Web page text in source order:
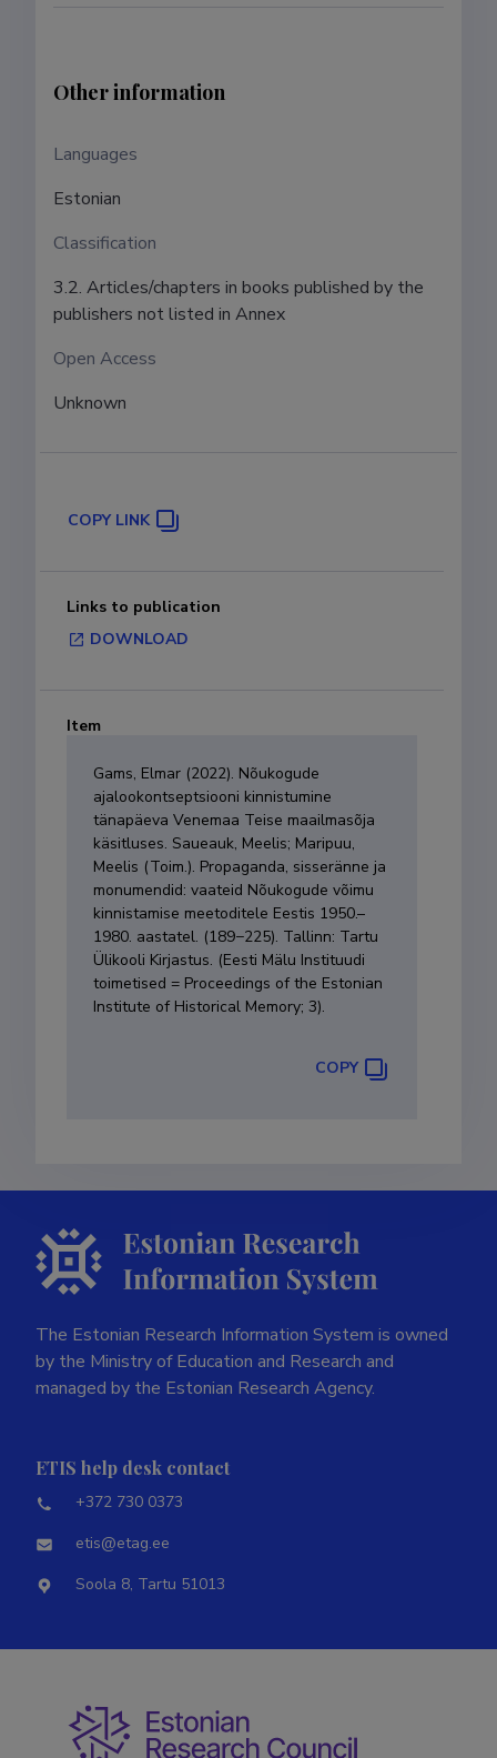
Other information
Languages ​​
Estonian
Classification
3.2. Articles/chapters in books published by the
publishers not listed in Annex
Open Access
Unknown
COPY LINK
Links to publication
DOWNLOAD
Item
Gams, Elmar (2022). Nõukogude
ajalookontseptsiooni kinnistumine
tänapäeva Venemaa Teise maailmasõja
käsitluses. Saueauk, Meelis; Maripuu,
Meelis (Toim.). Propaganda, sisseränne ja
monumendid: vaateid Nõukogude võimu
kinnistamise meetoditele Eestis 1950.–
1980. aastatel. (189−225). Tallinn: Tartu
Ülikooli Kirjastus. (Eesti Mälu Instituudi
toimetised = Proceedings of the Estonian
Institute of Historical Memory; 3).
COPY
The Estonian Research Information System is owned
by the Ministry of Education and Research and
managed by the Estonian Research Agency.
ETIS help desk contact
+372 730 0373
etis@etag.ee
Soola 8, Tartu 51013